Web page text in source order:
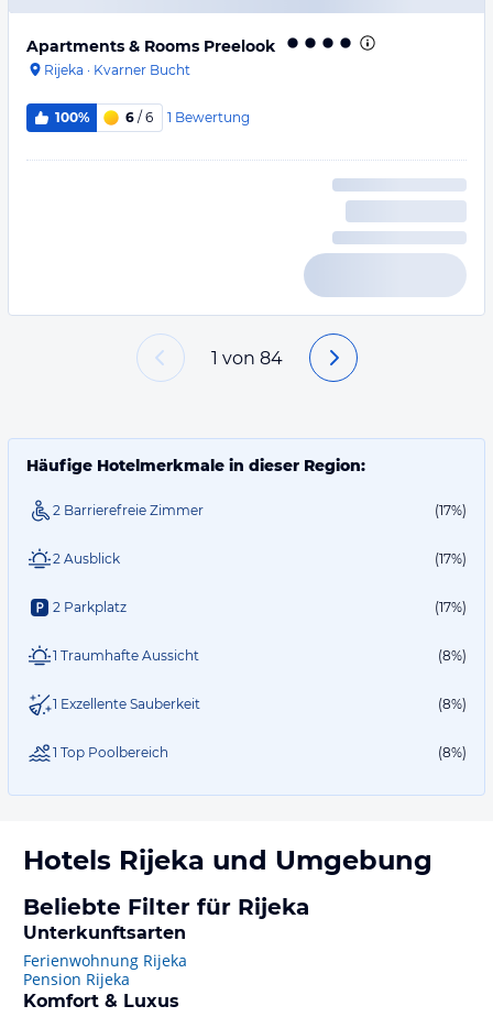
Apartments & Rooms Preelook
Rijeka · Kvarner Bucht
100% 6 / 6 1 Bewertung
1 von 84
Häufige Hotelmerkmale in dieser Region:
2 Barrierefreie Zimmer (17%)
2 Ausblick (17%)
2 Parkplatz (17%)
1 Traumhafte Aussicht (8%)
1 Exzellente Sauberkeit (8%)
1 Top Poolbereich (8%)
Hotels Rijeka und Umgebung
Beliebte Filter für Rijeka
Unterkunftsarten
Ferienwohnung Rijeka
Pension Rijeka
Komfort & Luxus